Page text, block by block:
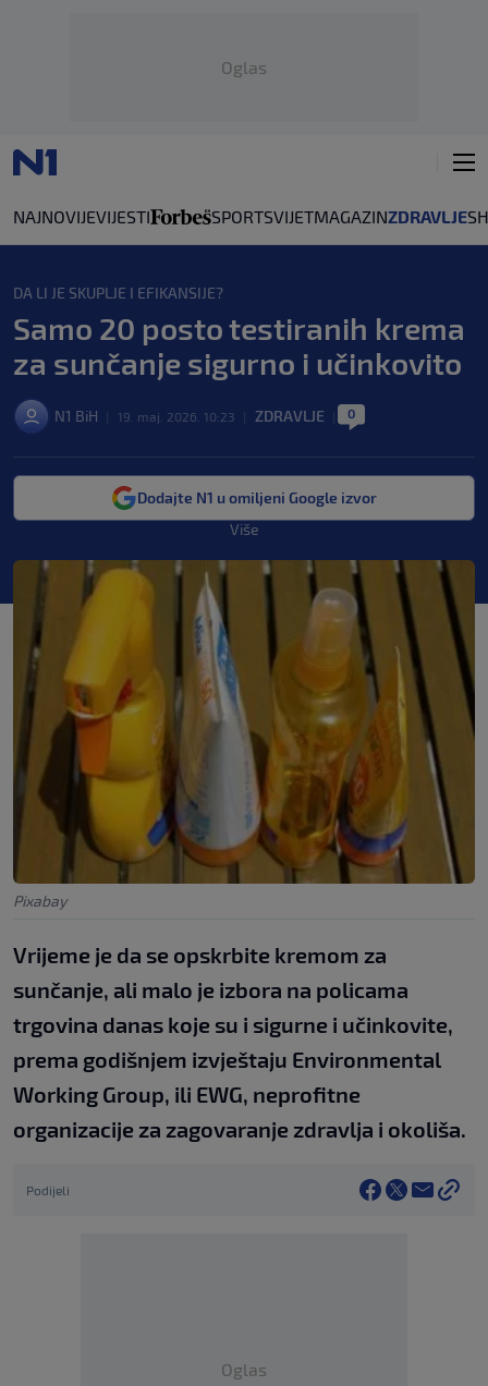
Oglas
NAJNOVIJEVIJESTI SPORTSVIJETMAGAZINZDRAVLJE
DA LI JE SKUPLJE I EFIKANSIJE?
Samo 20 posto testiranih krema
za sunčanje sigurno i učinkovito
N1 BiH 19. maj. 2026. 10:23 ZDRAVLJE 0
Dodajte N1 u omiljeni Google izvor
Više
Pixabay
Vrijeme je da se opskrbite kremom za
sunčanje, ali malo je izbora na policama
trgovina danas koje su i sigurne i učinkovite,
prema godišnjem izvještaju Environmental
Working Group, ili EWG, neprofitne
organizacije za zagovaranje zdravlja i okoliša.
Podijeli
Oglas